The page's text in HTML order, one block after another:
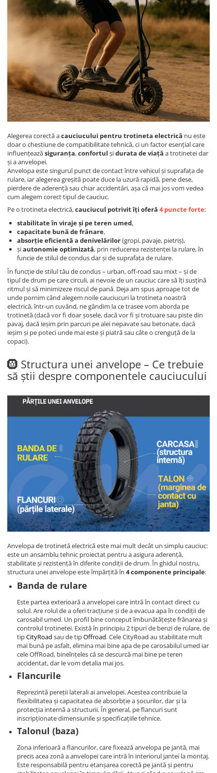
Alegerea corectă acauciucului pentru trotineta electrică nu este
doar o chestiune de compatibilitate tehnică, ci un factor esențial care
influențeazăsiguranța,confortul șidurata de viață a trotinetei dar
și a anvelopei.
Anvelopa este singurul punct de contact între vehicul și suprafața de
rulare, iar alegerea greșită poate duce la uzură rapidă, pene dese,
pierdere de aderență sau chiar accidentări, așa că mai jos vom vedea
cum alegem corect tipul de cauciuc.
Pe o trotineta electrică,cauciucul potrivit îți oferă 4 puncte forte:
stabilitate în viraje și pe teren umed,
capacitate bună de frânare,
absorție eficientă a denivelărilor(gropi, pavaje, pietriș),
șiautonomie optimizată, prin reducerea rezistenței la rulare, în
funcie de stilul de condus dar și de suprafața de rulare.
În funcție de stilul tău de condus – urban, off-road sau mixt – și de
tipul de drum pe care circuli, ai nevoie de un cauciuc care să îți susțină
ritmul și să minimizeze riscul de pană. Deja am spus aproape tot de
unde pornim când alegem noile cauciucuri la trotineta noastră
electrică, într-un cuvând, ne gândim la ce trasee vom aborda pe
trotinetă (dacă vor fi doar șosele, dacă vor fi și trotuare sau piste din
pavaj, dacă ieșim prin parcuri pe alei nepavate sau betonate, dacă
ieșim și pe poteci unde mai este și piatră sau câte o crenguță de la
copaci).
🛞 Structura unei anvelope – Ce trebuie
să știi despre componentele cauciucului
Anvelopa de trotinetă electrică este mai mult decât un simplu cauciuc:
este un ansamblu tehnic proiectat pentru a asigura aderență,
stabilitate și rezistență în diferite condiții de drum. În ghidul nostru,
structura unei anvelope este împărțită în 4 componente principale:
Banda de rulare
Este partea exterioară a anvelopei care intră în contact direct cu
solul. Are rolul de a oferi tracțiune și de a evacua apa în condiții de
carosabil umed. Un profil bine conceput îmbunătățește frânarea și
controlul trotinetei. Există în principiu 2 tipuri de benzi de rulare, de
tipCityRoad sau de tipOffroad. Cele CityRoad au stabilitate mult
mai bună pe asfalt, elimina mai bine apa de pe carosabilul umed iar
cele OffRoad, bineînțeles că se descurcă mai bine pe teren
accidentat, dar le vom detalia mai jos.
Flancurile
Reprezintă pereții laterali ai anvelopei. Acestea contribuie la
flexibilitatea și capacitatea de absorbție a șocurilor, dar și la
protecția internă a structurii. În general, pe flancuri sunt
inscripționate dimensiunile și specificațiile tehnice.
Talonul (baza)
Zona inferioară a flancurilor, care fixează anvelopa pe jantă, mai
precis acea zonă a anvelopei care intră în interiorul jantei la montaj.
Este responsabilă pentru etanșarea corectă pe jantă și pentru